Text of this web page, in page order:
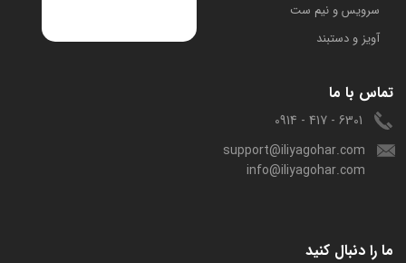
سرویس و نیم ست
آویز و دستبند
تماس با ما
6301 - 417 - 0914
support@iliyagohar.com
info@iliyagohar.com
ما را دنبال کنید